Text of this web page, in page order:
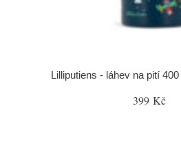
Lilliputiens - láhev na pití
399 Kč